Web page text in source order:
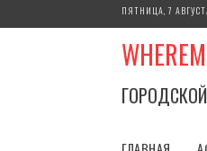
к
ПЯТНИЦА, 7